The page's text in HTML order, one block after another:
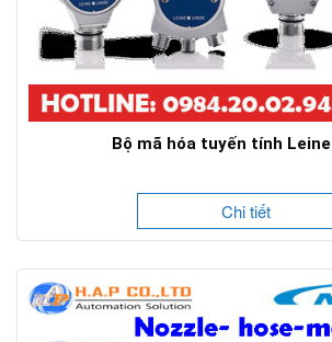
Bộ mã hóa tuyến tính
Chi tiết